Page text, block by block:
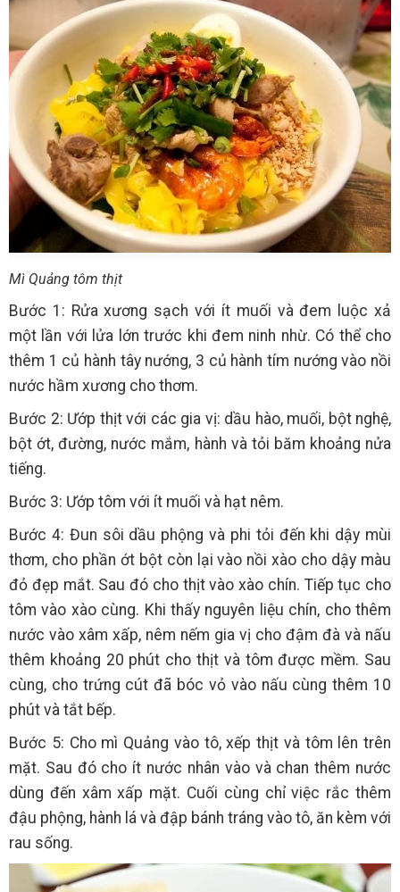
Mì Quảng tôm thịt
Bước 1: Rửa xương sạch với ít muối và đem luộc xả
một lần với lửa lớn trước khi đem ninh nhừ. Có thể cho
thêm 1 củ hành tây nướng, 3 củ hành tím nướng vào nồi
nước hầm xương cho thơm.
Bước 2: Ướp thịt với các gia vị: dầu hào, muối, bột nghệ,
bột ớt, đường, nước mắm, hành và tỏi băm khoảng nửa
tiếng.
Bước 3: Ướp tôm với ít muối và hạt nêm.
Bước 4: Đun sôi dầu phộng và phi tỏi đến khi dậy mùi
thơm, cho phần ớt bột còn lại vào nồi xào cho dậy màu
đỏ đẹp mắt. Sau đó cho thịt vào xào chín. Tiếp tục cho
tôm vào xào cùng. Khi thấy nguyên liệu chín, cho thêm
nước vào xâm xấp, nêm nếm gia vị cho đậm đà và nấu
thêm khoảng 20 phút cho thịt và tôm được mềm. Sau
cùng, cho trứng cút đã bóc vỏ vào nấu cùng thêm 10
phút và tắt bếp.
Bước 5: Cho mì Quảng vào tô, xếp thịt và tôm lên trên
mặt. Sau đó cho ít nước nhân vào và chan thêm nước
dùng đến xâm xấp mặt. Cuối cùng chỉ việc rắc thêm
đậu phộng, hành lá và đập bánh tráng vào tô, ăn kèm với
rau sống.